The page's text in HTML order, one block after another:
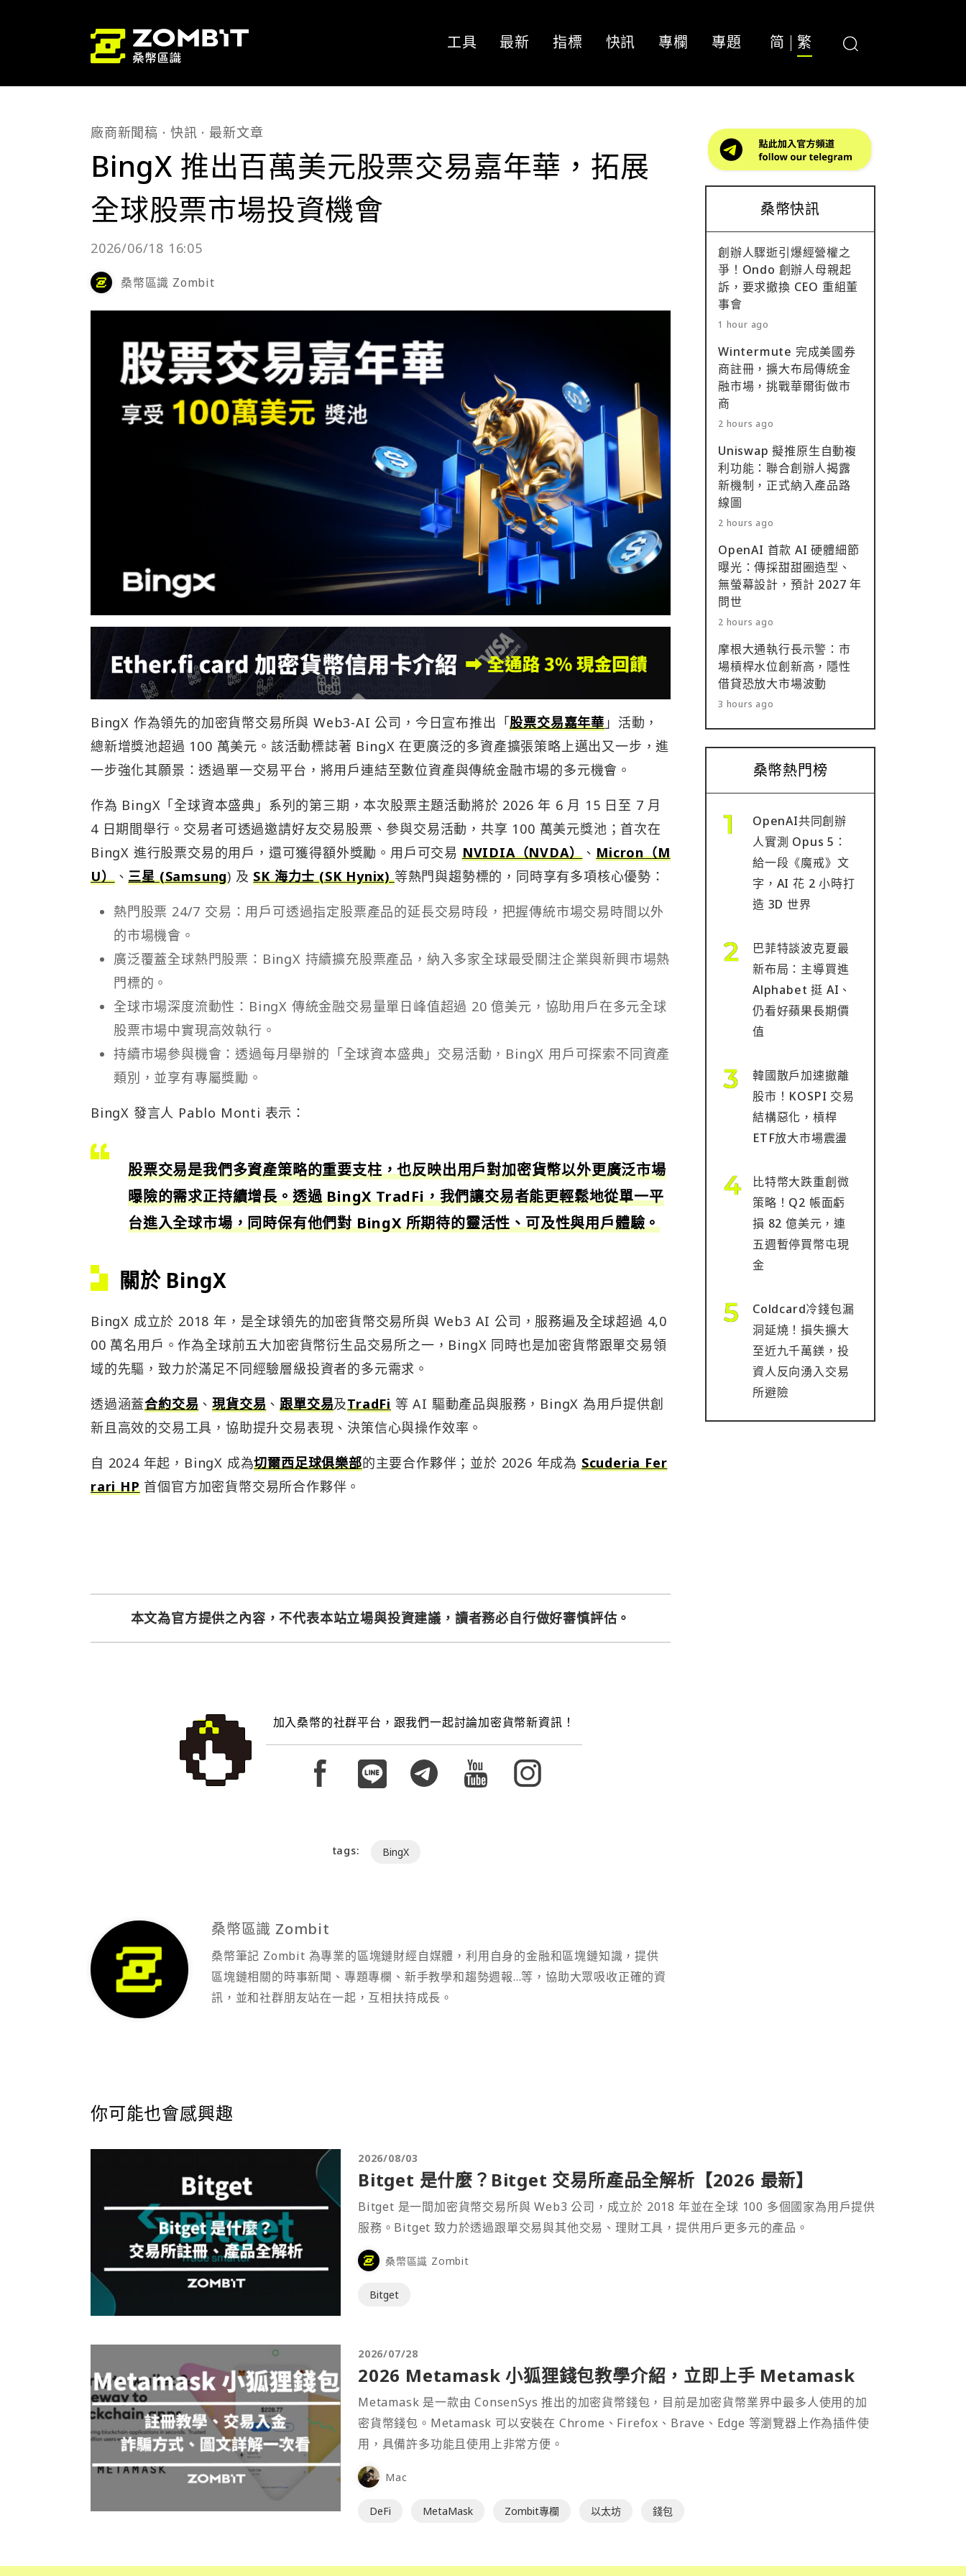
工具 最新 指標 快訊 專欄 專題 简 繁
廠商新聞稿 快訊 最新文章
BingX 推出百萬美元股票交易嘉年華，拓展
全球股票市場投資機會
2026/06/18 16:05
桑幣區識 Zombit
BingX 作為領先的加密貨幣交易所與 Web3-AI 公司，今日宣布推出「股票交易嘉年華 」活動，
總新增獎池超過 100 萬美元。該活動標誌著 BingX 在更廣泛的多資產擴張策略上邁出又一步，進
一步強化其願景：透過單一交易平台，將用戶連結至數位資產與傳統金融市場的多元機會。
作為 BingX「全球資本盛典」系列的第三期，本次股票主題活動將於 2026 年 6 月 15 日至 7 月
4 日期間舉行。交易者可透過邀請好友交易股票、參與交易活動，共享 100 萬美元獎池；首次在
BingX 進行股票交易的用戶，還可獲得額外獎勵。用戶可交易 NVIDIA（NVDA） 、Micron（M
U）、三星 (Samsung) 及SK 海力士 (SK Hynix)等熱門與趨勢標的，同時享有多項核心優勢：
熱門股票 24/7 交易：用戶可透過指定股票產品的延長交易時段，把握傳統市場交易時間以外
的市場機會。
廣泛覆蓋全球熱門股票：BingX 持續擴充股票產品，納入多家全球最受關注企業與新興市場熱
門標的。
全球市場深度流動性：BingX 傳統金融交易量單日峰值超過 20 億美元，協助用戶在多元全球
股票市場中實現高效執行。
持續市場參與機會：透過每月舉辦的「全球資本盛典」交易活動，BingX 用戶可探索不同資產
類別，並享有專屬獎勵。
BingX 發言人 Pablo Monti 表示：
股票交易是我們多資產策略的重要支柱，也反映出用戶對加密貨幣以外更廣泛市場
曝險的需求正持續增長。透過 BingX TradFi，我們讓交易者能更輕鬆地從單一平
台進入全球市場，同時保有他們對 BingX 所期待的靈活性、可及性與用戶體驗。
關於 BingX
BingX 成立於 2018 年，是全球領先的加密貨幣交易所與 Web3 AI 公司，服務遍及全球超過 4,0
00 萬名用戶。作為全球前五大加密貨幣衍生品交易所之一，BingX 同時也是加密貨幣跟單交易領
域的先驅，致力於滿足不同經驗層級投資者的多元需求。
透過涵蓋合約交易 、現貨交易 、跟單交易及TradFi 等 AI 驅動產品與服務，BingX 為用戶提供創
新且高效的交易工具，協助提升交易表現、決策信心與操作效率。
自 2024 年起，BingX 成為切爾西足球俱樂部的主要合作夥伴；並於 2026 年成為 Scuderia Fer
rari HP首個官方加密貨幣交易所合作夥伴。
本文為官方提供之內容，不代表本站立場與投資建議，讀者務必自行做好審慎評估。
加入桑幣的社群平台，跟我們一起討論加密貨幣新資訊！
tags: BingX
桑幣區識 Zombit
桑幣筆記 Zombit 為專業的區塊鏈財經自媒體，利用自身的金融和區塊鏈知識，提供
區塊鏈相關的時事新聞、專題專欄、新手教學和趨勢週報...等，協助大眾吸收正確的資
訊，並和社群朋友站在一起，互相扶持成長。
桑幣快訊
創辦人驟逝引爆經營權之
爭！Ondo 創辦人母親起
訴，要求撤換 CEO 重組董
事會
1 hour ago
Wintermute 完成美國券
商註冊，擴大布局傳統金
融市場，挑戰華爾街做市
商
2 hours ago
Uniswap 擬推原生自動複
利功能：聯合創辦人揭露
新機制，正式納入產品路
線圖
2 hours ago
OpenAI 首款 AI 硬體細節
曝光：傳採甜甜圈造型、
無螢幕設計，預計 2027 年
問世
2 hours ago
摩根大通執行長示警：市
場槓桿水位創新高，隱性
借貸恐放大市場波動
3 hours ago
桑幣熱門榜
OpenAI共同創辦
人實測 Opus 5：
給一段《魔戒》文
字，AI 花 2 小時打
造 3D 世界
巴菲特談波克夏最
新布局：主導買進
Alphabet 挺 AI、
仍看好蘋果長期價
值
韓國散戶加速撤離
股市！KOSPI 交易
結構惡化，槓桿
ETF放大市場震盪
比特幣大跌重創微
策略！Q2 帳面虧
損 82 億美元，連
五週暫停買幣屯現
金
Coldcard冷錢包漏
洞延燒！損失擴大
至近九千萬鎂，投
資人反向湧入交易
所避險
你可能也會感興趣
2026/08/03
Bitget 是什麼？Bitget 交易所產品全解析【2026 最新】
Bitget 是一間加密貨幣交易所與 Web3 公司，成立於 2018 年並在全球 100 多個國家為用戶提供
服務。Bitget 致力於透過跟單交易與其他交易、理財工具，提供用戶更多元的產品。
桑幣區識 Zombit
Bitget
2026/07/28
2026 Metamask 小狐狸錢包教學介紹，立即上手 Metamask
Metamask 是一款由 ConsenSys 推出的加密貨幣錢包，目前是加密貨幣業界中最多人使用的加
密貨幣錢包。Metamask 可以安裝在 Chrome、Firefox、Brave、Edge 等瀏覽器上作為插件使
用，具備許多功能且使用上非常方便。
Mac
DeFi MetaMask Zombit專欄 以太坊 錢包